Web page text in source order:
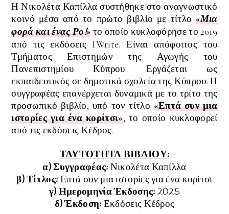
Η Νικολέτα Καπίλλα συστήθηκε στο αναγνωστικό
κοινό μέσα από το πρώτο βιβλίο με τίτλο«Μια
φορά και ένας Ρο!» το οποίο κυκλοφόρησε το 2019
από τις εκδόσεις IWrite. Είναι απόφοιτος του
Τμήματος Επιστημών της Αγωγής του
Πανεπιστημίου Κύπρου. Εργάζεται ως
εκπαιδευτικός σε δημοτικά σχολεία της Κύπρου. Η
συγγραφέας επανέρχεται δυναμικά με το τρίτο της
προσωπικό βιβλίο, υπό τον τίτλο «Επτά συν μια
ιστορίες για ένα κορίτσι», το οποίο κυκλοφορεί
από τις εκδόσεις Κέδρος.
ΤΑΥΤΟΤΗΤΑ ΒΙΒΛΙΟΥ:
α) Συγγραφέας: Νικολέτα Καπίλλα
β) Τίτλος: Επτά συν μια ιστορίες για ένα κορίτσι
γ) Ημερομηνία Έκδοσης: 2025
δ) Έκδοση: Εκδόσεις Κέδρος